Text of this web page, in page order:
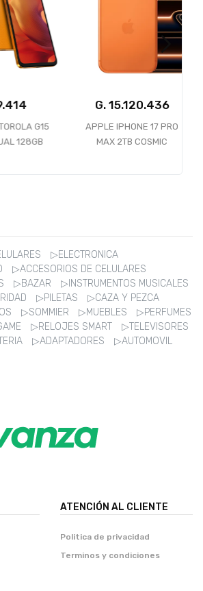
G15
128GB
15.120.436
APPLE IPHONE 17 PRO
MAX 2TB COSMIC
▷ELECTRONICA
▷ACCESORIOS DE CELULARES
▷BAZAR
▷INSTRUMENTOS MUSICALES
▷PILETAS
▷CAZA Y PEZCA
▷SOMMIER ▷MUEBLES
▷PERFUMES
▷RELOJES SMART
▷TELEVISORES
▷ADAPTADORES
▷AUTOMOVIL
ATENCIÓN AL CLIENTE
Politica de privacidad
Terminos y condiciones